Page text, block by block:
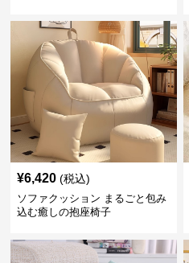
¥6,420 (税込)
ソファクッション まるごと包み
込む癒しの抱座椅子